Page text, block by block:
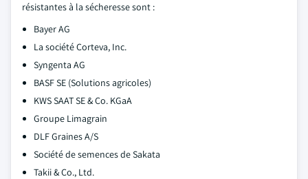
résistantes à la sécheresse sont :
Bayer AG
La société Corteva, Inc.
Syngenta AG
BASF SE (Solutions agricoles)
KWS SAAT SE & Co. KGaA
Groupe Limagrain
DLF Graines A/S
Société de semences de Sakata
Takii & Co., Ltd.